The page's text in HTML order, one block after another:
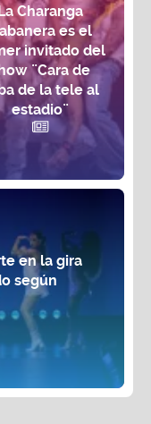
Charanga
es el
invitado del
¨Cara de
de la tele al
estadio¨
en la gira
según